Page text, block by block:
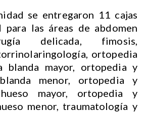
se entregaron 11 cajas
para las áreas de abdomen
delicada, fimosis,
ortopedia
blanda mayor, ortopedia y
menor, ortopedia y
mayor, ortopedia y
menor, traumatología y